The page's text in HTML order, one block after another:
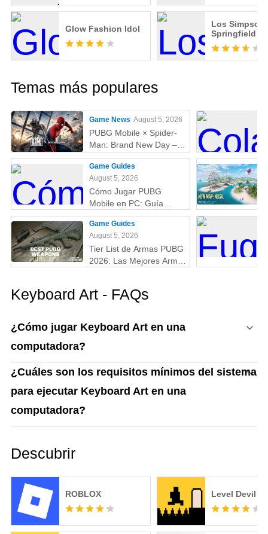
Glow Fashion Idol
Los
Springfield
Temas más populares
Game News August 5, 2026
PUBG Mobile × Spider-
Man: Brand New Day –
Todo lo que debes saber:
skins, fecha,
recompensas y más
Game Guides
August 5, 2026
Cómo Jugar PUBG
Mobile en PC: Guía
Completa (Fácil y
Rápido)
Game Guides
August 5, 2026
Tier List de Armas PUBG
2026: Las Mejores Armas
Keyboard Art - FAQs
¿Cómo jugar Keyboard Art en una
computadora?
¿Cuáles son los requisitos mínimos del sistema
para ejecutar Keyboard Art en una
computadora?
Descubrir
ROBLOX Level Devil